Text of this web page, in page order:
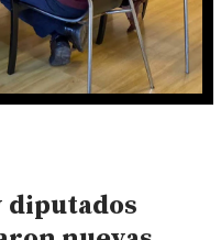
diputados